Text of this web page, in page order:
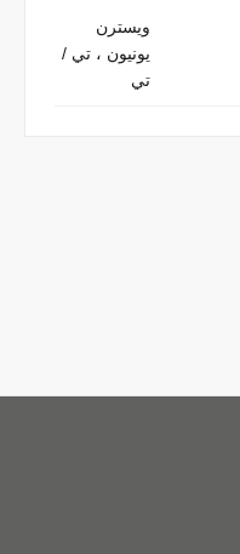
ويسترن
يونيون ، تي /
تي